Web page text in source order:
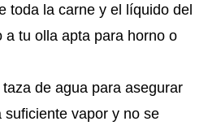
toda la carne y el líquido del
a tu olla apta para horno o
de agua para asegurar
suficiente vapor y no se